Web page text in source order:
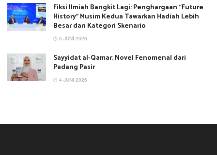
Fiksi Ilmiah Bangkit Lagi: Penghargaan “Future
History” Musim Kedua Tawarkan Hadiah Lebih
Besar dan Kategori Skenario
5 JUNI 2026
Sayyidat al-Qamar: Novel Fenomenal dari
Padang Pasir
4 JUNI 2026